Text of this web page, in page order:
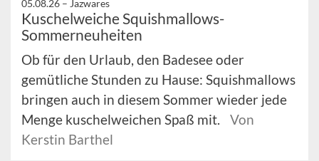
05.08.26 – Jazwares
Kuschelweiche Squishmallows-
Sommerneuheiten
Ob für den Urlaub, den Badesee oder
gemütliche Stunden zu Hause: Squishmallows
bringen auch in diesem Sommer wieder jede
Menge kuschelweichen Spaß mit.
Von
Kerstin Barthel